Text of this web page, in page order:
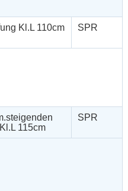
Kl.L 110cm SPR
115cm
SPR